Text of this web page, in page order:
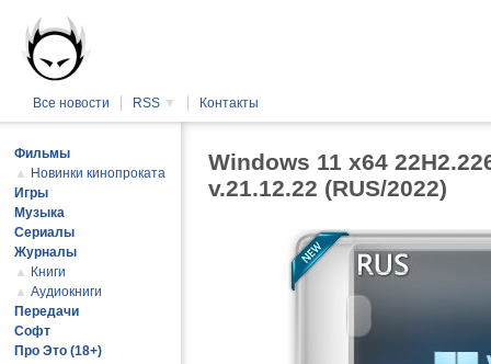
Все новости RSS ▼ Контакты
Windows 11 x64
v.21.12.22 (RUS/2022)
Фильмы
▲ Новинки кинопроката
Игры
Музыка
Сериалы
Журналы
▲ Книги
▲ Аудиокниги
Передачи
Софт
Про Это (18+)